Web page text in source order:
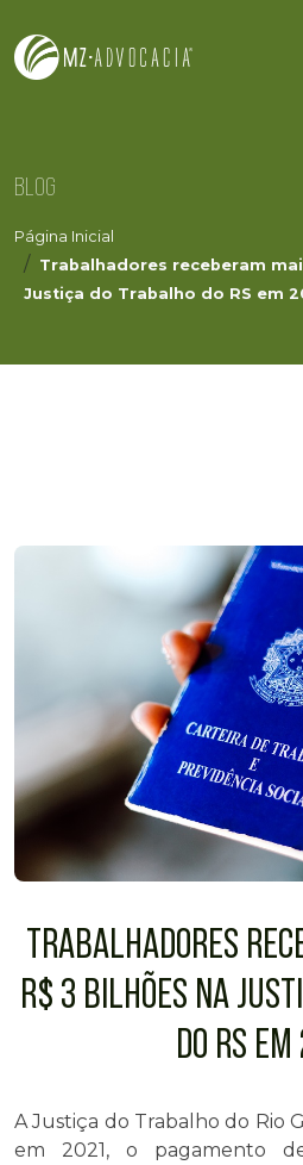
BLOG
Página Inicial
Trabalhadores receberam
Justiça do Trabalho do RS em
TRABALHADORES
R$ 3 BILHÕES NA
DO RS
A Justiça do Trabalho do Rio
em 2021, o pagamento